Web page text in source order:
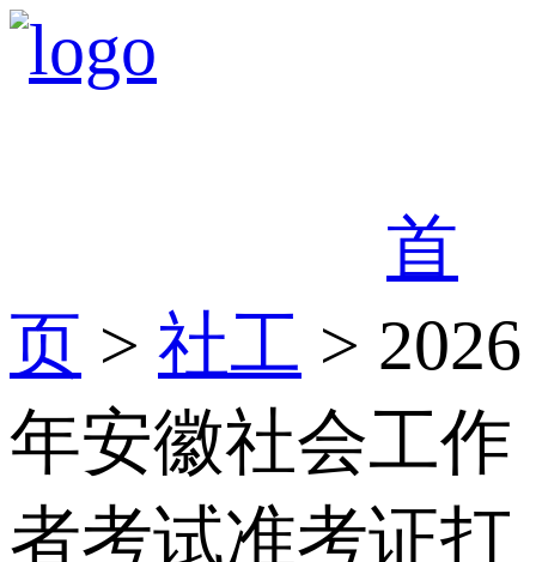
首
页 > 社工 > 2026
年安徽社会工作
者考试准考证打